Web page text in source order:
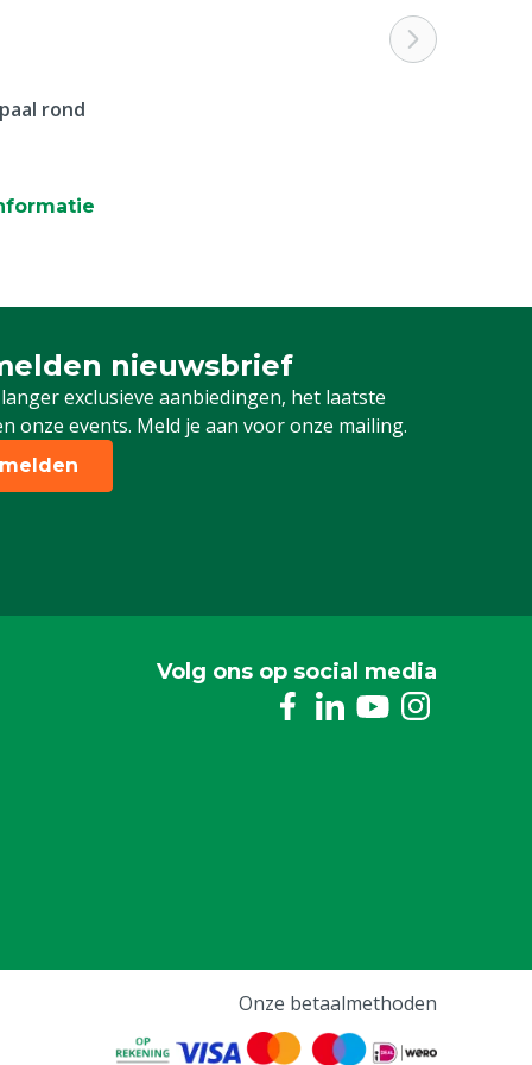
rond
nieuwsbrief
exclusieve aanbiedingen, het laatste
onze events. Meld je aan voor onze mailing.
in voor onze nieuwsbrief
Volg ons op social media
Onze betaalmethoden